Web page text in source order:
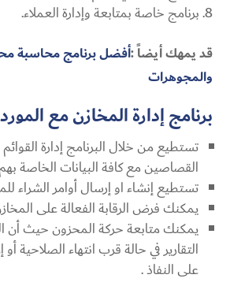
برنامج خاصة بمتابعة وإدارة العملاء.
قد يمهك أيضاً :أفضل برنامج محاسبة
والمجوهرات
برنامج إدارة المخازن مع
تستطيع من خلال البرنامج إدارة
القصاصين مع كافة البيانات الخاصة
تستطيع إنشاء او إرسال أوامر الشراء
يمكنك فرض الرقابة الفعالة على
يمكنك متابعة حركة المحزون حيث أن
التقارير في حالة قرب انتهاء الصلاحية
على النفاذ .